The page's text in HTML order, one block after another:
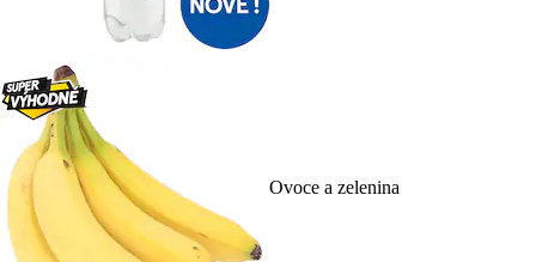
Ovoce a zelenina